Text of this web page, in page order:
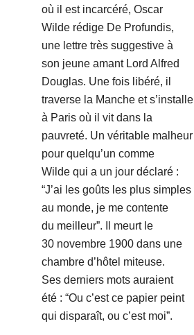
où il est incarcéré, Oscar
Wilde rédige De Profundis,
une lettre très suggestive à
son jeune amant Lord Alfred
Douglas. Une fois libéré, il
traverse la Manche et s’installe
à Paris où il vit dans la
pauvreté. Un véritable malheur
pour quelqu’un comme
Wilde qui a un jour déclaré :
“J’ai les goûts les plus simples
au monde, je me contente
du meilleur”. Il meurt le
30 novembre 1900 dans une
chambre d’hôtel miteuse.
Ses derniers mots auraient
été : “Ou c’est ce papier peint
qui disparaît, ou c’est moi”.